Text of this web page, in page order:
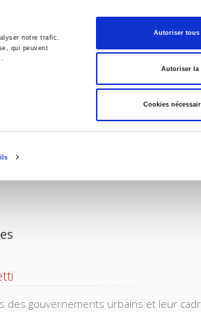
notre trafic.
qui peuvent
Autoriser tous
Autoriser la
Cookies
Français
gouvernements urbains et leur